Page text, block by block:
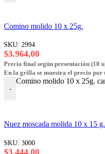
Comino molido 10 x 25g.
SKU: 2994
$3.964,00
Precio final según presentación (10
En la grilla se muestra el precio por
-
Comino molido 10 x 25g.
Nuez moscada molida 10 x 15 g.
SKU: 3000